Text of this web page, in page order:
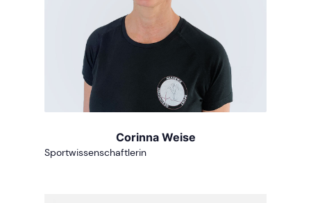
Corinna Weise
Sportwissenschaftlerin